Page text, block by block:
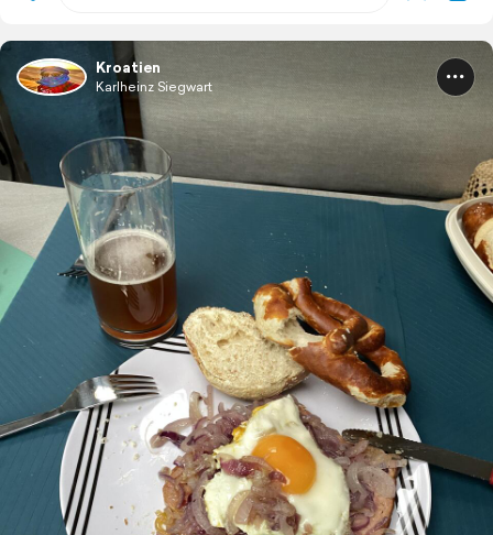
Kroatien
Karlheinz Siegwart